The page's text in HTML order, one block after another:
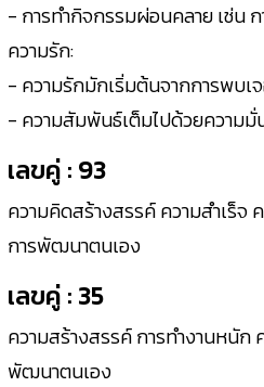
- การทำกิจกรรมผ่อนคลาย เช่น
ความรัก:
- ความรักมักเริ่มต้นจากการพบเ
- ความสัมพันธ์เต็มไปด้วยความ
เลขคู่ : 93
ความคิดสร้างสรรค์ ความสำเร็จ
การพัฒนาตนเอง
เลขคู่ : 35
ความสร้างสรรค์ การทำงานหนัก
พัฒนาตนเอง